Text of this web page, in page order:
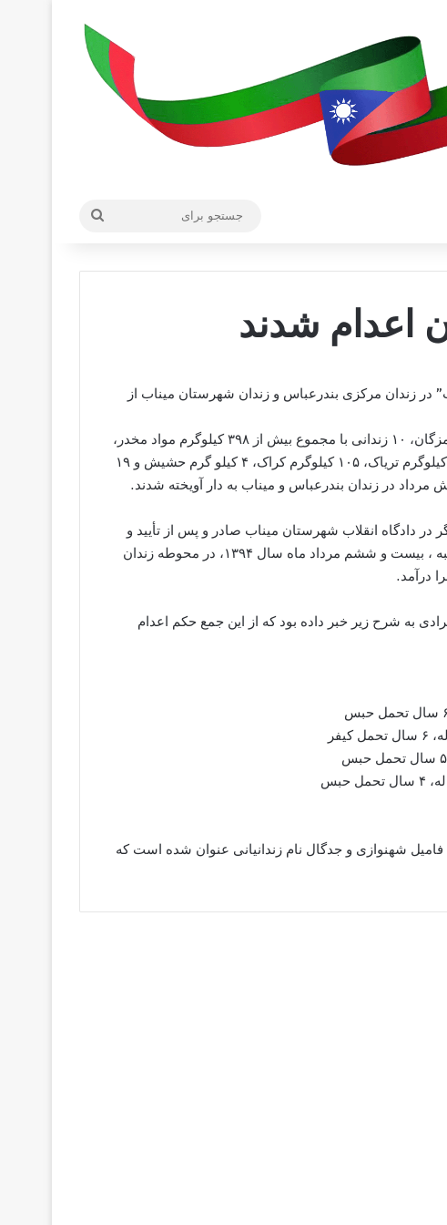
اعدام شدند
در زندان مرکزی بندرعباس و زندان شهرستان میناب از
به گزارش خبرگزاری هرانا به نقل از دادگستری استان هرمزگان، ۱۰ زندانی با مجموع بیش از ۳۹۸ کیلوگرم مواد مخدر،
که از این مقدار بیش از۷۰کیلوگرم آن از نوع هروئین، ۲۰۰ کیلوگرم تریاک، ۱۰۵ کیلوگرم کراک، ۴ کیلو گرم حشیش و ۱۹
در زندان بندرعباس و میناب به دار آویخته شدند.
شعبه دوم دادگاه انقلاب بندرعباس و ۴ تن دیگر در دادگاه انقلاب شهرستان میناب صادر و پس از تأیید و
تنفیذ دادستان کل کشور ، در ساعت ۶ بامداد امروز دوشنبه ، بیست و ششم مرداد ماه سال ۱۳۹۴، در محوطه زندان
درآمد.
به شرح زیر خبر داده بود که از این جمع حکم اعدام
شهنوازی و جدگال نام زندانیانی عنوان شده است که